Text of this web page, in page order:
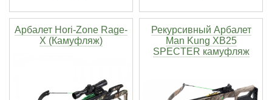
Арбалет Hori-Zone Rage-
X (Камуфляж)
Рекурсивный Арбалет
Man Kung XB25
SPECTER камуфляж